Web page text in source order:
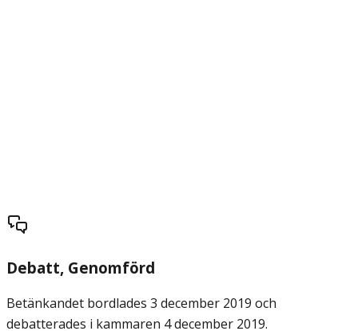
Debatt, Genomförd
Betänkandet bordlades 3 december 2019 och
debatterades i kammaren 4 december 2019.